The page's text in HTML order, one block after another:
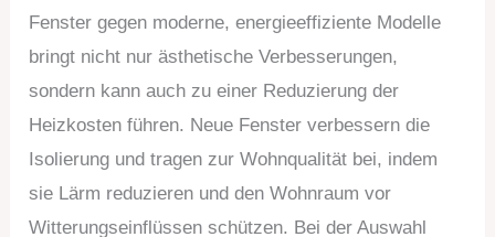
Fenster gegen moderne, energieeffiziente Modelle
bringt nicht nur ästhetische Verbesserungen,
sondern kann auch zu einer Reduzierung der
Heizkosten führen. Neue Fenster verbessern die
Isolierung und tragen zur Wohnqualität bei, indem
sie Lärm reduzieren und den Wohnraum vor
Witterungseinflüssen schützen. Bei der Auswahl